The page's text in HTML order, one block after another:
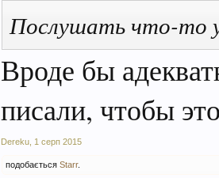
Послушать что-то
Вроде бы
писали, чтобы
Dereku 1 серп 2015
подобаєтьсяStarr.